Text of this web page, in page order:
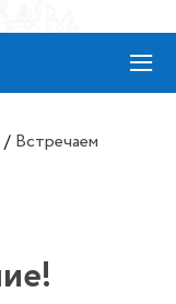
≡
/ Встречаем